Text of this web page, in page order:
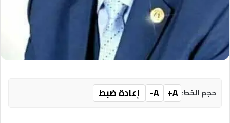
حجم الخط: A+
A- إعادة ضبط